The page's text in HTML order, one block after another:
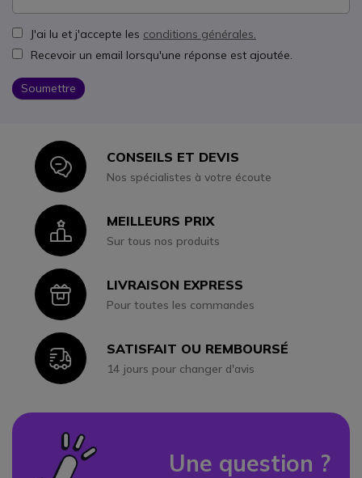
J'ai lu et j'accepte les conditions générales.
Recevoir un email lorsqu'une réponse est ajoutée.
Soumettre
IconCONSEILS ET DEVIS
Nos spécialistes à votre écoute
IconMEILLEURS PRIX
Sur tous nos produits
IconLIVRAISON EXPRESS
Pour toutes les commandes
IconSATISFAIT OU REMBOURSÉ
14 jours pour changer d'avis
Une question ?